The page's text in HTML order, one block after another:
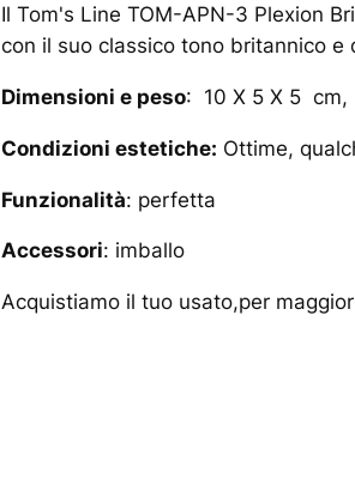
Il Tom's Line TOM-APN-3 Plexion
con il suo classico tono britannico e
Dimensioni e peso: 10 X 5 X 5 cm,
Condizioni estetiche: Ottime,
Funzionalità: perfetta
Accessori: imballo
Acquistiamo il tuo usato,per